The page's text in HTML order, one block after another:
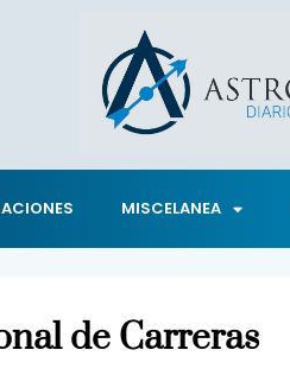
MISCELANEA
de Carreras